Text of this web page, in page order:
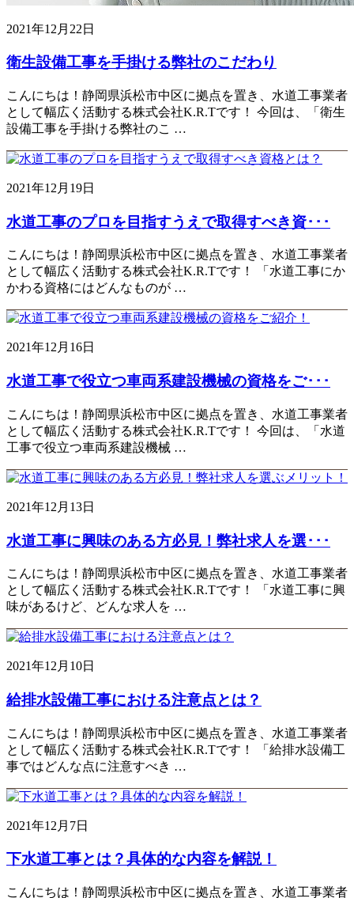
2021年12月22日
衛生設備工事を手掛ける弊社のこだわり
こんにちは！静岡県浜松市中区に拠点を置き、水道工事業者
として幅広く活動する株式会社K.R.Tです！ 今回は、「衛生
設備工事を手掛ける弊社のこ …
2021年12月19日
水道工事のプロを目指すうえで取得すべき資･･･
こんにちは！静岡県浜松市中区に拠点を置き、水道工事業者
として幅広く活動する株式会社K.R.Tです！ 「水道工事にか
かわる資格にはどんなものが …
2021年12月16日
水道工事で役立つ車両系建設機械の資格をご･･･
こんにちは！静岡県浜松市中区に拠点を置き、水道工事業者
として幅広く活動する株式会社K.R.Tです！ 今回は、「水道
工事で役立つ車両系建設機械 …
2021年12月13日
水道工事に興味のある方必見！弊社求人を選･･･
こんにちは！静岡県浜松市中区に拠点を置き、水道工事業者
として幅広く活動する株式会社K.R.Tです！ 「水道工事に興
味があるけど、どんな求人を …
2021年12月10日
給排水設備工事における注意点とは？
こんにちは！静岡県浜松市中区に拠点を置き、水道工事業者
として幅広く活動する株式会社K.R.Tです！ 「給排水設備工
事ではどんな点に注意すべき …
2021年12月7日
下水道工事とは？具体的な内容を解説！
こんにちは！静岡県浜松市中区に拠点を置き、水道工事業者